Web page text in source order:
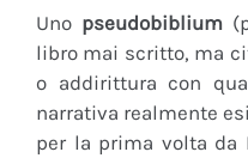
Uno pseudobiblium
libro mai scritto, ma
o addirittura con
narrativa realmente
per la prima volta da